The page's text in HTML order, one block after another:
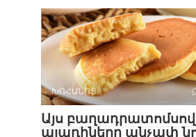
ԽՈՀԱՆՈՑ
Այս բաղադրատոմսով
ալադիները անչափ